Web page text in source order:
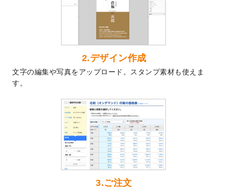
回数券のデザインテンプレート
した。
暑中見舞いのデザインテンプレート
しました。
メッセージカードのデザインテンプレート
を追加しました。
2024/6/14
エコノミータイプののぼりが作成できるよ
うになりました！
【新商品】のぼり
が作成できるようになり
ました！
DMのデザインテンプレートを追加しまし
た。
【新商品】ステッカー
2.デザイン作成
文字の編集や写真をアップロード。スタンプ素材も使えま
す。
3.ご注文